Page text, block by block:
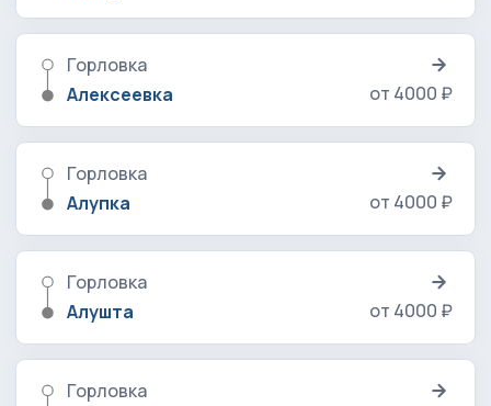
Горловка
Алексеевка
от 4000 ₽
Горловка
Алупка
от 4000 ₽
Горловка
Алушта
от 4000 ₽
Горловка